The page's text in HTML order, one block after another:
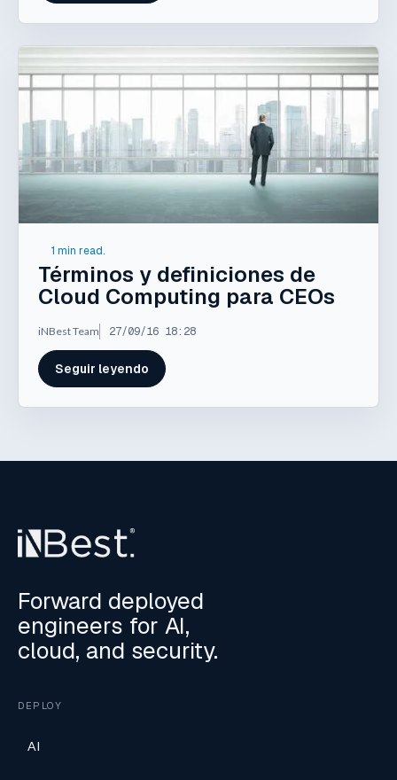
1 min read.
Términos y definiciones de
Cloud Computing para CEOs
iNBest Team 27/09/16 18:28
Seguir leyendo
Forward deployed
engineers for AI,
cloud, and security.
DEPLOY
AI